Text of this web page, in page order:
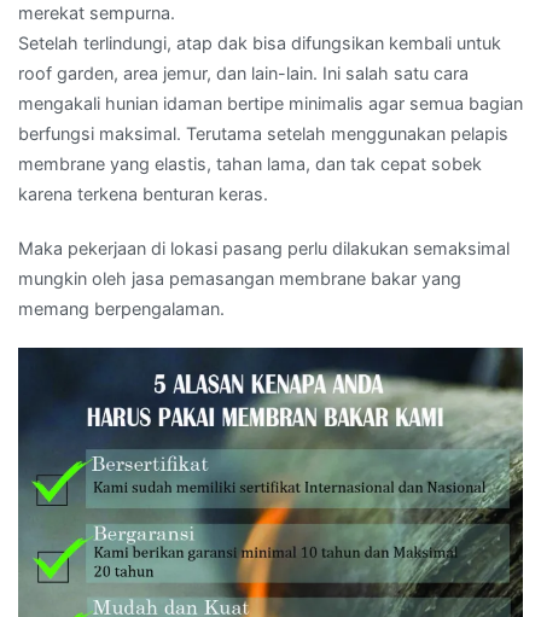
merekat sempurna.
Setelah terlindungi, atap dak bisa difungsikan kembali untuk
roof garden, area jemur, dan lain-lain. Ini salah satu cara
mengakali hunian idaman bertipe minimalis agar semua bagian
berfungsi maksimal. Terutama setelah menggunakan pelapis
membrane yang elastis, tahan lama, dan tak cepat sobek
karena terkena benturan keras.
Maka pekerjaan di lokasi pasang perlu dilakukan semaksimal
mungkin oleh jasa pemasangan membrane bakar yang
memang berpengalaman.